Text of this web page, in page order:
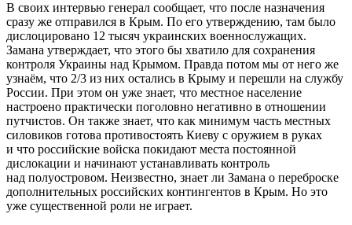
В своих интервью генерал сообщает, что после назначения
сразу же отправился в Крым. По его утверждению, там было
дислоцировано 12 тысяч украинских военнослужащих.
Замана утверждает, что этого бы хватило для сохранения
контроля Украины над Крымом. Правда потом мы от него же
узнаём, что 2/3 из них остались в Крыму и перешли на службу
России. При этом он уже знает, что местное население
настроено практически поголовно негативно в отношении
путчистов. Он также знает, что как минимум часть местных
силовиков готова противостоять Киеву с оружием в руках
и что российские войска покидают места постоянной
дислокации и начинают устанавливать контроль
над полуостровом. Неизвестно, знает ли Замана о переброске
дополнительных российских контингентов в Крым. Но это
уже существенной роли не играет.